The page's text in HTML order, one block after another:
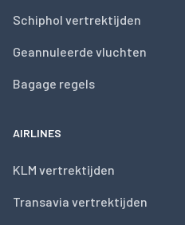
Schiphol vertrektijden
Geannuleerde vluchten
Bagage regels
AIRLINES
KLM vertrektijden
Transavia vertrektijden